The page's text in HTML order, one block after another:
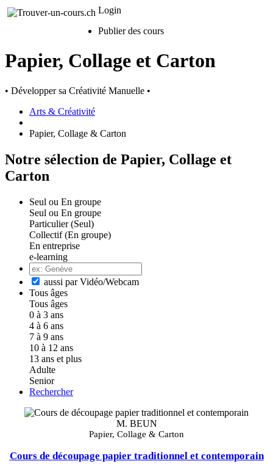
Login
Publier des cours
Papier, Collage et Carton
• Développer sa Créativité Manuelle •
Arts & Créativité
Papier, Collage & Carton
Notre sélection de Papier, Collage et
Carton
Seul ou En groupe
Seul ou En groupe
Particulier (Seul)
Collectif (En groupe)
En entreprise
e-learning
aussi par Vidéo/Webcam
Tous âges
Tous âges
0 à 3 ans
4 à 6 ans
7 à 9 ans
10 à 12 ans
13 ans et plus
Adulte
Senior
Rechercher
M. BEUN
Papier, Collage & Carton
Cours de découpage papier traditionnel et contemporain